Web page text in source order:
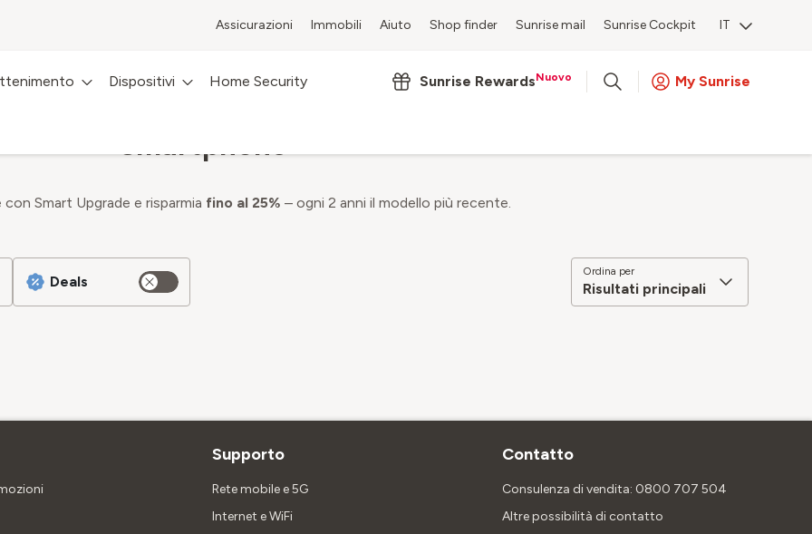
Assicurazioni Immobili Aiuto Shop finder Sunrise mail Sunrise Cockpit IT
Dispositivi Home Security Sunrise RewardsNuovo My Sunrise
Smartphone
Smart Upgrade e risparmia fino al 25% – ogni 2 anni il modello più recente.
Deals
Ordina per
Risultati principali
Supporto
Rete mobile e 5G
Internet e WiFi
Contatto
Consulenza di vendita: 0800 707 504
Altre possibilità di contatto